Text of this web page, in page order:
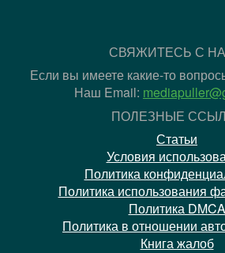
СВЯЖИТЕСЬ С
Если вы имеете какие-то
Наш Email:
ПОЛЕЗНЫЕ
Статьи
Условия
Политика
Политика использования
Политика DMCA
Политика в отношении
Книга жалоб